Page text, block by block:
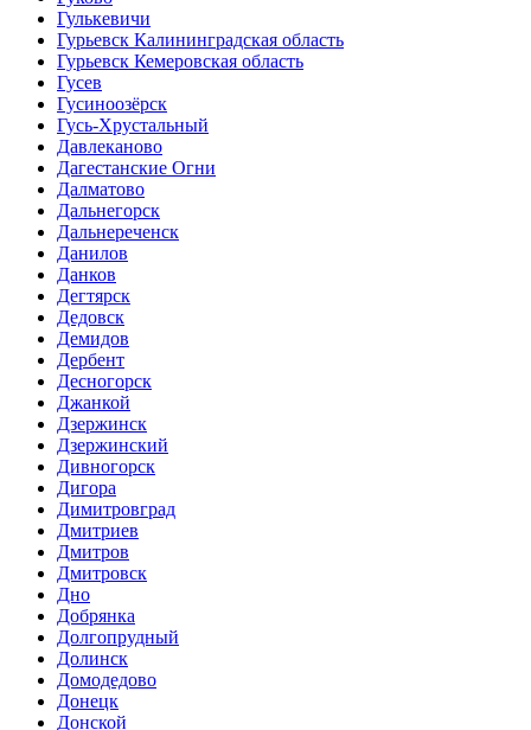
Гулькевичи
Гурьевск Калининградская область
Гурьевск Кемеровская область
Гусев
Гусиноозёрск
Гусь-Хрустальный
Давлеканово
Дагестанские Огни
Далматово
Дальнегорск
Дальнереченск
Данилов
Данков
Дегтярск
Дедовск
Демидов
Дербент
Десногорск
Джанкой
Дзержинск
Дзержинский
Дивногорск
Дигора
Димитровград
Дмитриев
Дмитров
Дмитровск
Дно
Добрянка
Долгопрудный
Долинск
Домодедово
Донецк
Донской